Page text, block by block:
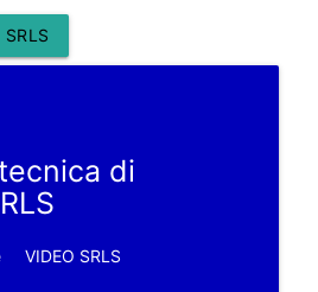
SRLS
di
VIDEO SRLS